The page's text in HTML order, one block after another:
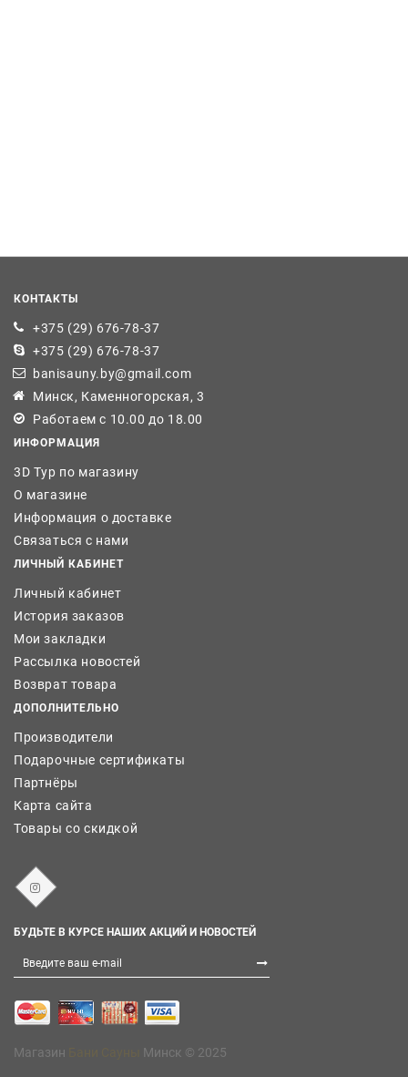
КОНТАКТЫ
+375 (29) 676-78-37
+375 (29) 676-78-37
banisauny.by@gmail.com
Минск, Каменногорская, 3
Работаем с 10.00 до 18.00
ИНФОРМАЦИЯ
3D Тур по магазину
О магазине
Информация о доставке
Связаться с нами
ЛИЧНЫЙ КАБИНЕТ
Личный кабинет
История заказов
Мои закладки
Рассылка новостей
Возврат товара
ДОПОЛНИТЕЛЬНО
Производители
Подарочные сертификаты
Партнёры
Карта сайта
Товары со скидкой
БУДЬТЕ В КУРСЕ НАШИХ АКЦИЙ И НОВОСТЕЙ
Магазин Минск © 2025